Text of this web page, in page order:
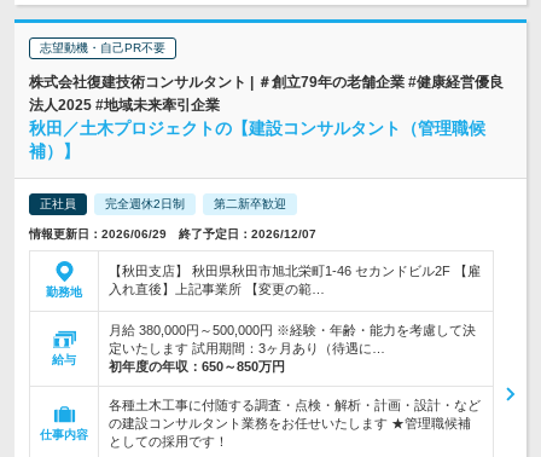
志望動機・自己PR不要
株式会社復建技術コンサルタント | ＃創立79年の老舗企業 #健康経営優良
法人2025 #地域未来牽引企業
秋田／土木プロジェクトの【建設コンサルタント（管理職候
補）】
正社員 完全週休2日制 第二新卒歓迎
情報更新日：2026/06/29 終了予定日：2026/12/07
勤務地
【秋田支店】 秋田県秋田市旭北栄町1-46 セカンドビル2F 【雇
入れ直後】上記事業所 【変更の範…
給与
月給 380,000円～500,000円 ※経験・年齢・能力を考慮して決
定いたします 試用期間：3ヶ月あり（待遇に…
初年度の年収： 650～850万円
仕事内容
各種土木工事に付随する調査・点検・解析・計画・設計・など
の建設コンサルタント業務をお任せいたします ★管理職候補
としての採用です！